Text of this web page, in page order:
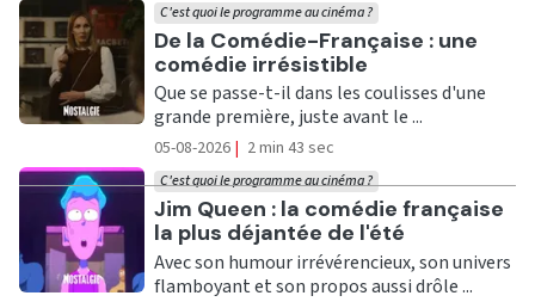
Ecouter
De la Comédie-Française : une
comédie irrésistible
C'est quoi le programme au cinéma ?
Que se passe-t-il dans les coulisses d'une
grande première, juste avant le ...
05-08-2026 | 2 min 43 sec
Ecouter
Jim Queen : la comédie française
la plus déjantée de l'été
C'est quoi le programme au cinéma ?
Avec son humour irrévérencieux, son univers
flamboyant et son propos aussi drôle ...